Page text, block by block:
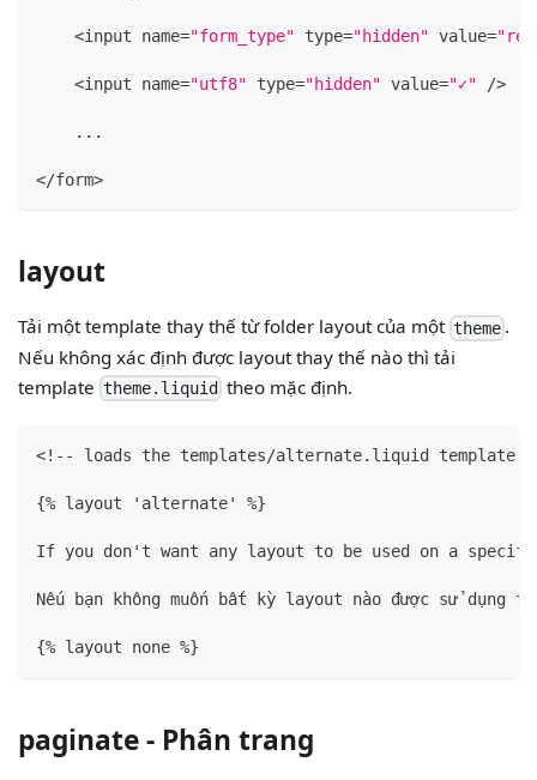
    <input name=
"form_type" type="hidden" value=
    <input name=
"utf8" type="hidden" value="✓" />
    ...
</form>
layout
Tải một template thay thế từ folder layout của mộttheme .
Nếu không xác định được layout thay thế nào thì tải
templatetheme.liquid theo mặc định.
<!-- loads the templates/alternate.liquid template
{% layout 'alternate' %}
If you don't want any layout to be used on a
Nếu bạn không muốn bất kỳ layout nào được sử dụng
{% layout none %}
paginate - Phân trang